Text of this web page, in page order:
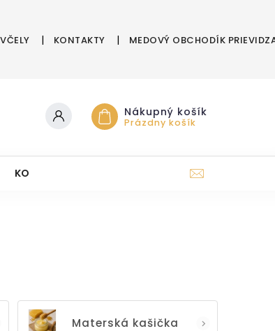
KONTAKTY MEDOVÝ OBCHODÍK
Nákupný košík
Prázdny košík
KOZMETIKA Z ÚĽA DARČEKOVÉ POUKAZY
Materská kašička